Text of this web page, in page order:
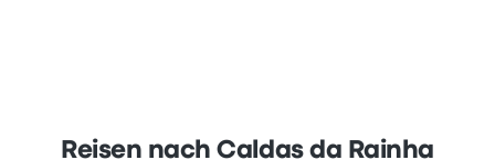
Reisen nach Caldas da Rainha